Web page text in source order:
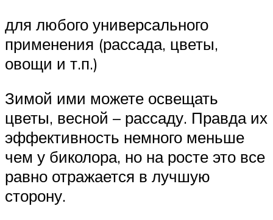
для любого универсального
применения (рассада, цветы,
овощи и т.п.)
Зимой ими можете освещать
цветы, весной – рассаду. Правда их
эффективность немного меньше
чем у биколора, но на росте это все
равно отражается в лучшую
сторону.